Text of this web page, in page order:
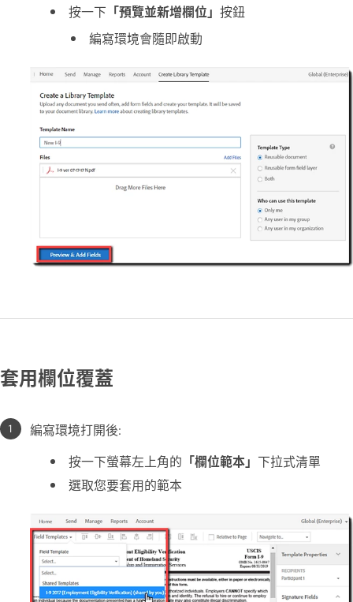
按一下 「預覽並新增欄位」 按鈕
編寫環境會隨即啟動
套用欄位覆蓋
編寫環境打開後:
按一下螢幕左上角的 「欄位範本」 下拉式清單
選取您要套用的範本